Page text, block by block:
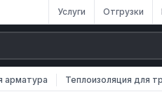
Услуги Отгрузки
арматура Теплоизоляция для